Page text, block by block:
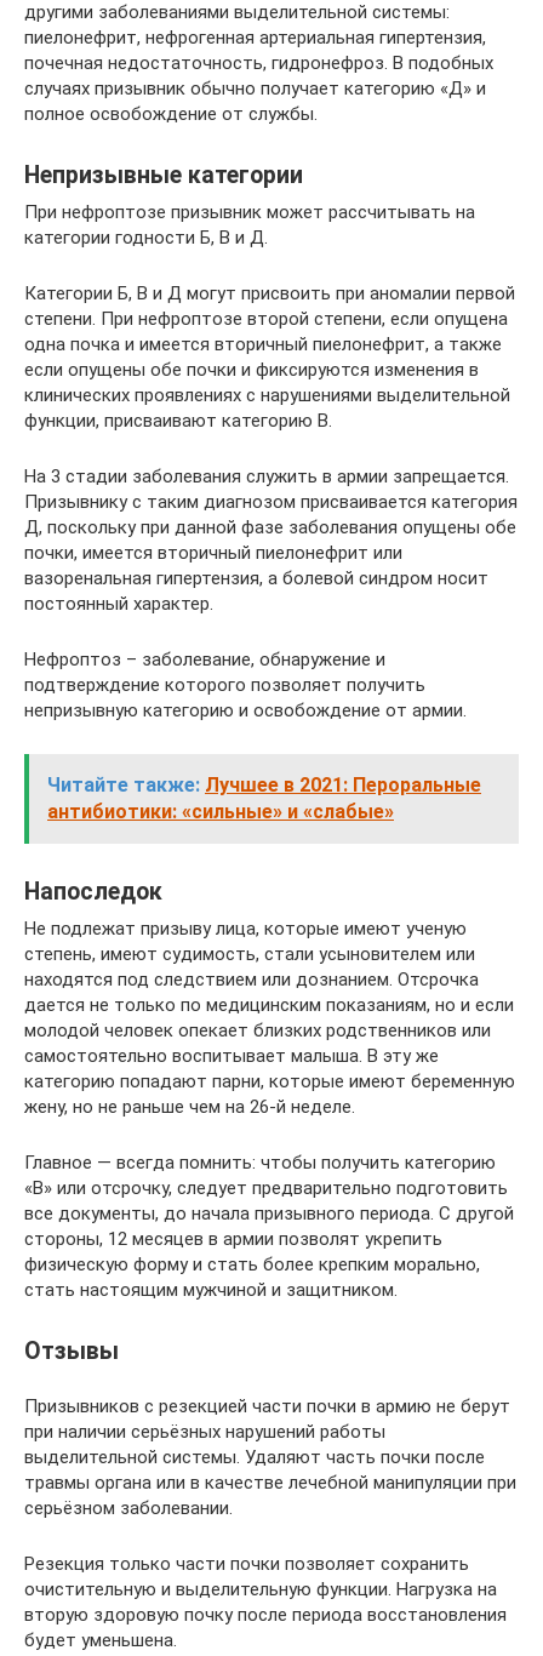
другими заболеваниями выделительной системы:
пиелонефрит, нефрогенная артериальная гипертензия,
почечная недостаточность, гидронефроз. В подобных
случаях призывник обычно получает категорию «Д» и
полное освобождение от службы.
Непризывные категории
При нефроптозе призывник может рассчитывать на
категории годности Б, В и Д.
Категории Б, В и Д могут присвоить при аномалии первой
степени. При нефроптозе второй степени, если опущена
одна почка и имеется вторичный пиелонефрит, а также
если опущены обе почки и фиксируются изменения в
клинических проявлениях с нарушениями выделительной
функции, присваивают категорию В.
На 3 стадии заболевания служить в армии запрещается.
Призывнику с таким диагнозом присваивается категория
Д, поскольку при данной фазе заболевания опущены обе
почки, имеется вторичный пиелонефрит или
вазоренальная гипертензия, а болевой синдром носит
постоянный характер.
Нефроптоз – заболевание, обнаружение и
подтверждение которого позволяет получить
непризывную категорию и освобождение от армии.
Читайте также: Лучшее в 2021: Пероральные
антибиотики: «сильные» и «слабые»
Напоследок
Не подлежат призыву лица, которые имеют ученую
степень, имеют судимость, стали усыновителем или
находятся под следствием или дознанием. Отсрочка
дается не только по медицинским показаниям, но и если
молодой человек опекает близких родственников или
самостоятельно воспитывает малыша. В эту же
категорию попадают парни, которые имеют беременную
жену, но не раньше чем на 26-й неделе.
Главное — всегда помнить: чтобы получить категорию
«В» или отсрочку, следует предварительно подготовить
все документы, до начала призывного периода. С другой
стороны, 12 месяцев в армии позволят укрепить
физическую форму и стать более крепким морально,
стать настоящим мужчиной и защитником.
Отзывы
Призывников с резекцией части почки в армию не берут
при наличии серьёзных нарушений работы
выделительной системы. Удаляют часть почки после
травмы органа или в качестве лечебной манипуляции при
серьёзном заболевании.
Резекция только части почки позволяет сохранить
очистительную и выделительную функции. Нагрузка на
вторую здоровую почку после периода восстановления
будет уменьшена.